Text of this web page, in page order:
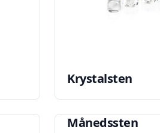
Krystalsten
Månedssten